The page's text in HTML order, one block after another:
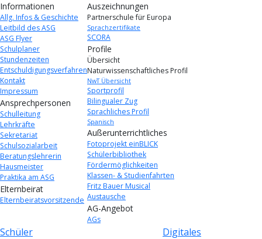
Informationen
Allg. Infos & Geschichte
Leitbild des ASG
ASG Flyer
Schulplaner
Stundenzeiten
Entschuldigungsverfahren
Kontakt
Impressum
Ansprechpersonen
Schulleitung
Lehrkräfte
Sekretariat
Schulsozialarbeit
Beratungslehrerin
Hausmeister
Praktika am ASG
Elternbeirat
Elternbeiratsvorsitzende
Auszeichnungen
Partnerschule für Europa
Sprachzertifikate
SCORA
Profile
Übersicht
Naturwissenschaftliches Profil
NwT Übersicht
Sportprofil
Bilingualer Zug
Sprachliches Profil
Spanisch
Außerunterrichtliches
Fotoprojekt einBLICK
Schülerbibliothek
Fördermöglichkeiten
Klassen- & Studienfahrten
Fritz Bauer Musical
Austausche
AG-Angebot
AGs
Schüler Digitales